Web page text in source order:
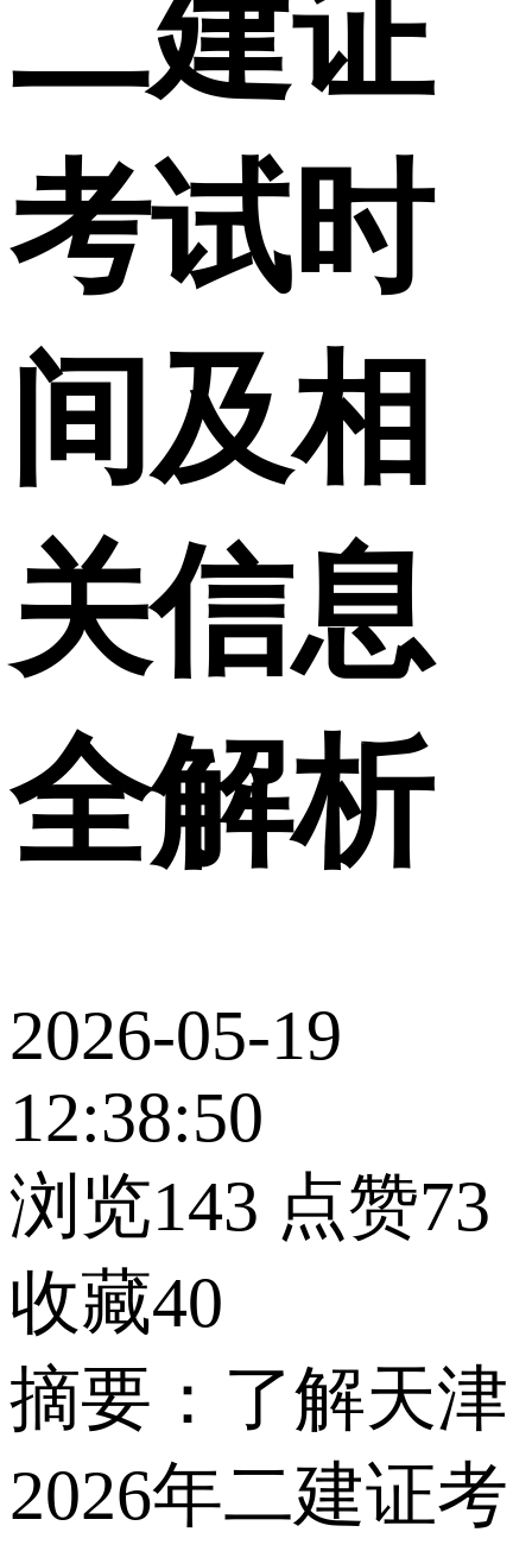
二建证
考试时
间及相
关信息
全解析
2026-05-19
12:38:50
浏览143 点赞73
收藏40
摘要：了解天津
2026年二建证考